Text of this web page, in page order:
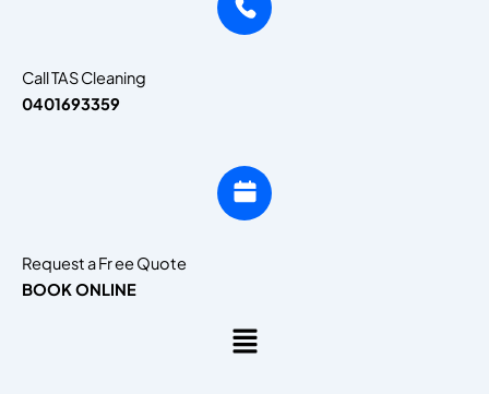
Call TAS Cleaning
0401693359
Request a Fr ee Quote
BOOK ONLINE
Menu